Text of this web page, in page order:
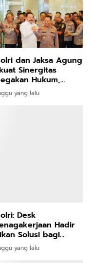
dan Jaksa Agung
Sinergitas
Hukum,
Soliditas
yang lalu
Desk
Hadir
Solusi bagi
Buruh
yang lalu